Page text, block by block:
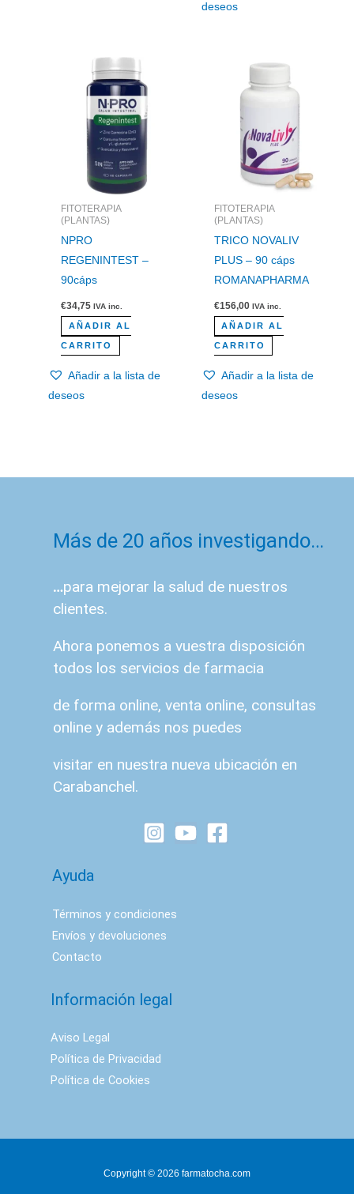
deseos
FITOTERAPIA
(PLANTAS)
NPRO
REGENINTEST –
90cáps
€34,75 IVA inc.
AÑADIR AL
CARRITO
Añadir a la lista de
deseos
FITOTERAPIA
(PLANTAS)
TRICO NOVALIV
PLUS – 90 cáps
ROMANAPHARMA
€156,00 IVA inc.
AÑADIR AL
CARRITO
Añadir a la lista de
deseos
Más de 20 años investigando…
…para mejorar la salud de nuestros
clientes.
Ahora ponemos a vuestra disposición
todos los servicios de farmacia
de forma online, venta online, consultas
online y además nos puedes
visitar en nuestra nueva ubicación en
Carabanchel.
Ayuda
Términos y condiciones
Envíos y devoluciones
Contacto
Información legal
Aviso Legal
Política de Privacidad
Política de Cookies
Copyright © 2026 farmatocha.com